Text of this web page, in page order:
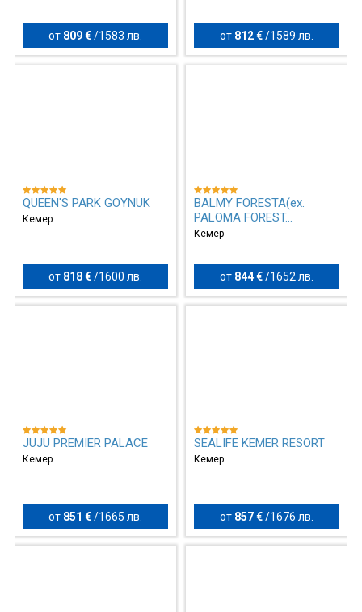
от 809 € / 1583 лв. от 812 €/ 1589 лв.
QUEEN'S PARK GOYNUK
Кемер
от 818 € / 1600 лв.
BALMY FORESTA(ex.
PALOMA FOREST...
Кемер
от 844 €/ 1652 лв.
JUJU PREMIER PALACE
Кемер
от 851 € / 1665 лв.
SEALIFE KEMER RESORT
Кемер
от 857 €/ 1676 лв.